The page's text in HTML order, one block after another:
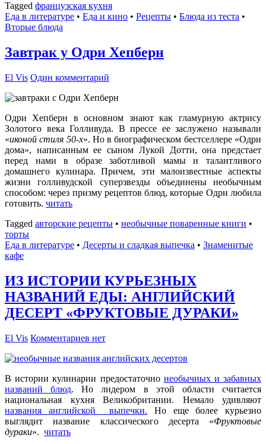
Tagged французская кухня
Еда в литературе • Еда и кино • Рецепты • Блюда из теста •
Вторые блюда
Завтрак у Одри Хепберн
El Vis Один комментарий
Одри Хепберн в основном знают как гламурную актрису
Золотого века Голливуда. В прессе ее заслужено называли
«иконой стиля 50-х». Но в биографическом бестселлере «Одри
дома», написанным ее сыном Лукой Дотти, она предстает
перед нами в образе заботливой мамы и талантливого
домашнего кулинара. Причем, эти малоизвестные аспекты
жизни голливудской суперзвезды объединены необычным
способом: через призму рецептов блюд, которые Одри любила
готовить. читать
Tagged авторские рецепты • необычные поваренные книги •
торты
Еда в литературе • Десерты и сладкая выпечка • Знаменитые
кафе
ИЗ ИСТОРИИ КУРЬЕЗНЫХ
НАЗВАНИЙ ЕДЫ: АНГЛИЙСКИЙ
ДЕСЕРТ «ФРУКТОВЫЕ ДУРАКИ»
El Vis Комментариев нет
В истории кулинарии предостаточно необычных и забавных
названий блюд. Но лидером в этой области считается
национальная кухня Великобритании. Немало удивляют
названия английской выпечки. Но еще более курьезно
выглядит название классического десерта «Фруктовые
дураки». читать